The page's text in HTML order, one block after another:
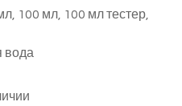
100 мл, 100 мл тестер,
вода